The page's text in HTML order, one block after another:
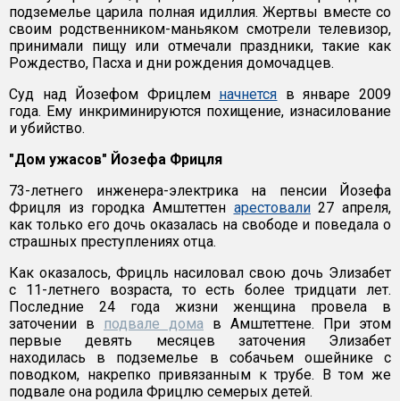
подземелье царила полная идиллия. Жертвы вместе со
своим родственником-маньяком смотрели телевизор,
принимали пищу или отмечали праздники, такие как
Рождество, Пасха и дни рождения домочадцев.
Суд над Йозефом Фрицлем начнется в январе 2009
года. Ему инкриминируются похищение, изнасилование
и убийство.
"Дом ужасов" Йозефа Фрицля
73-летнего инженера-электрика на пенсии Йозефа
Фрицля из городка Амштеттен арестовали27 апреля,
как только его дочь оказалась на свободе и поведала о
страшных преступлениях отца.
Как оказалось, Фрицль насиловал свою дочь Элизабет
с 11-летнего возраста, то есть более тридцати лет.
Последние 24 года жизни женщина провела в
заточении в подвале дома в Амштеттене. При этом
первые девять месяцев заточения Элизабет
находилась в подземелье в собачьем ошейнике с
поводком, накрепко привязанным к трубе. В том же
подвале она родила Фрицлю семерых детей.